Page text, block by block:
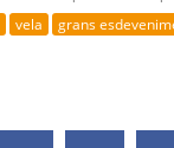
vela grans